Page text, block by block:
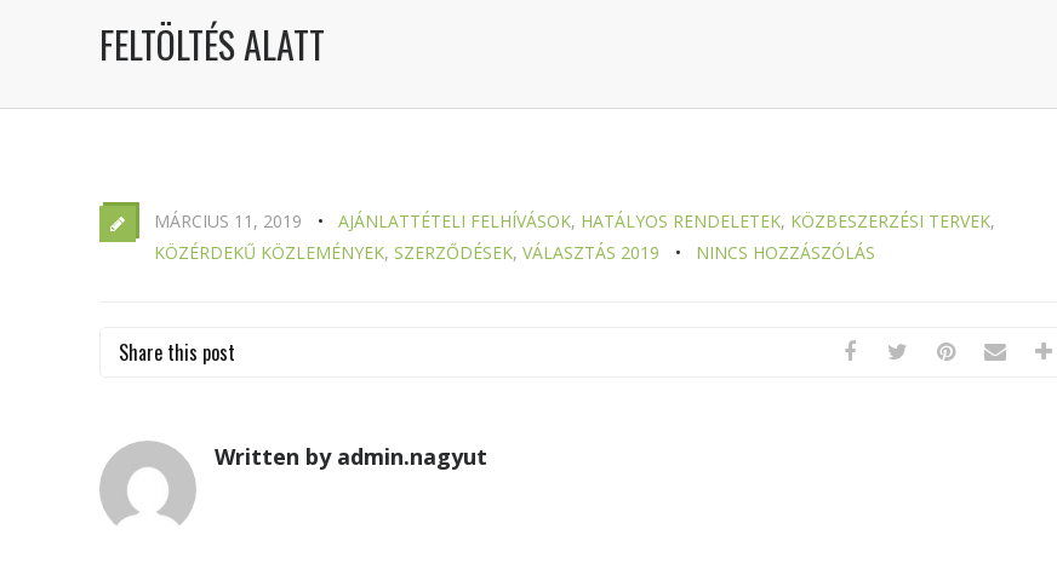
FELTÖLTÉS ALATT
MÁRCIUS 11, 2019 AJÁNLATTÉTELI FELHÍVÁSOK, HATÁLYOS RENDELETEK, KÖZBESZERZÉSI TERVEK,
KÖZÉRDEKŰ KÖZLEMÉNYEK, SZERZŐDÉSEK, VÁLASZTÁS 2019 NINCS HOZZÁSZÓLÁS
Share this post
Written by admin.nagyut